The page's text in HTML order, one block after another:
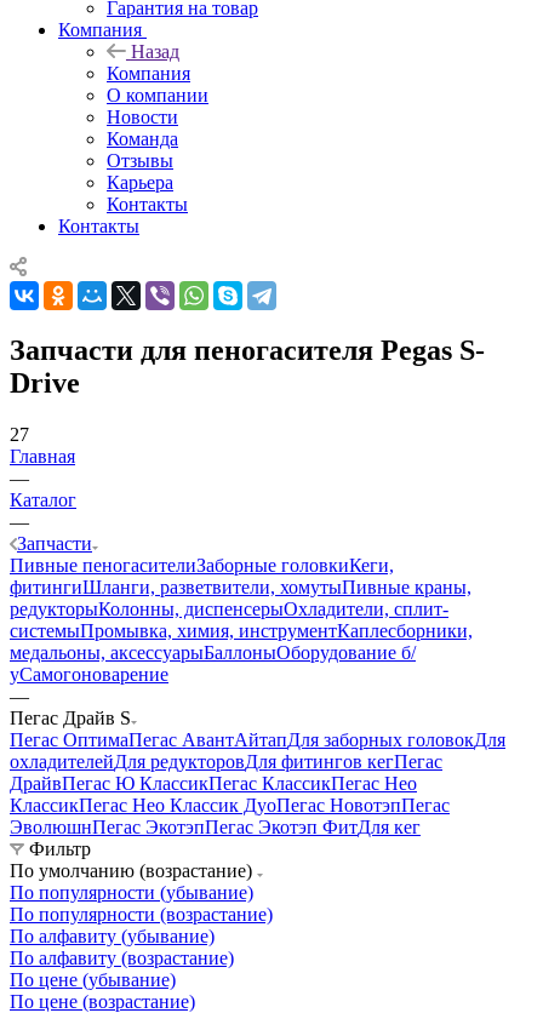
Гарантия на товар
Компания
Назад
Компания
О компании
Новости
Команда
Отзывы
Карьера
Контакты
Контакты
Запчасти для пеногасителя Pegas S-
Drive
27
Главная
—
Каталог
—
Запчасти
Пивные пеногасителиЗаборные головкиКеги,
фитингиШланги, разветвители, хомутыПивные краны,
редукторыКолонны, диспенсерыОхладители, сплит-
системыПромывка, химия, инструментКаплесборники,
медальоны, аксессуарыБаллоныОборудование б/
уСамогоноварение
—
Пегас Драйв S
Пегас ОптимаПегас АвантАйтапДля заборных головокДля
охладителейДля редукторовДля фитингов кегПегас
ДрайвПегас Ю КлассикПегас КлассикПегас Нео
КлассикПегас Нео Классик ДуоПегас НовотэпПегас
ЭволюшнПегас ЭкотэпПегас Экотэп ФитДля кег
Фильтр
По умолчанию (возрастание)
По популярности (убывание)
По популярности (возрастание)
По алфавиту (убывание)
По алфавиту (возрастание)
По цене (убывание)
По цене (возрастание)